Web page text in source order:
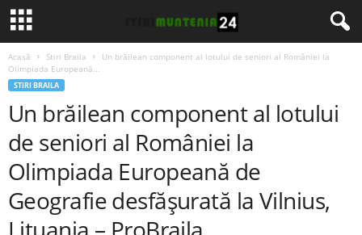
Acasă Stiri Braila
Un brăilean component al lotului de seniori al României la
Olimpiada Europeană...
STIRI BRAILA
Un brăilean component al lotului
de seniori al României la
Olimpiada Europeană de
Geografie desfășurată la Vilnius,